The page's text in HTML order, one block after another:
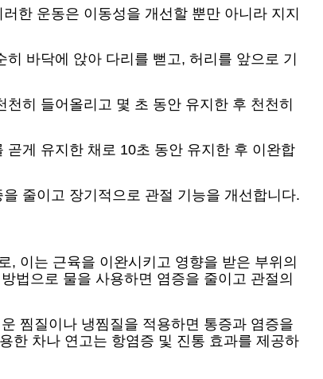
한 운동은 이동성을 개선할 뿐만 아니라 지지
바닥에 앉아 다리를 뻗고, 허리를 앞으로 기
히 들어올리고 몇 초 동안 유지한 후 천천히
게 유지한 채로 10초 동안 유지한 후 이완합
줄이고 장기적으로 관절 기능을 개선합니다.
이는 근육을 이완시키고 영향을 받은 부위의
법으로 물을 사용하면 염증을 줄이고 관절의
찜질이나 냉찜질을 적용하면 통증과 염증을
한 차나 연고는 항염증 및 진통 효과를 제공하